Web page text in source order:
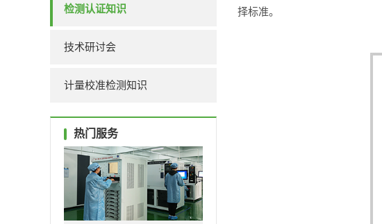
检测认证知识
技术研讨会
计量校准检测知识
热门服务
择标准。